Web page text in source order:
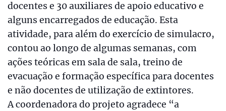
docentes e 30 auxiliares de apoio educativo e
alguns encarregados de educação. Esta
atividade, para além do exercício de simulacro,
contou ao longo de algumas semanas, com
ações teóricas em sala de sala, treino de
evacuação e formação específica para docentes
e não docentes de utilização de extintores.
A coordenadora do projeto agradece “a